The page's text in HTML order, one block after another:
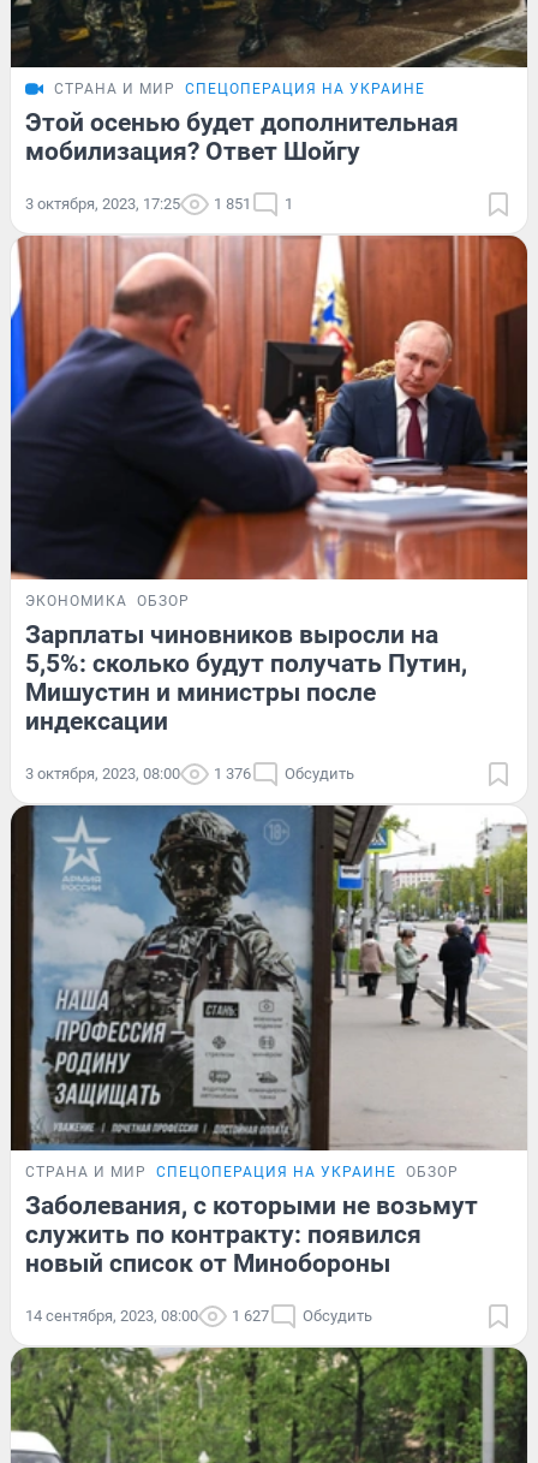
СТРАНА И МИР СПЕЦОПЕРАЦИЯ НА УКРАИНЕ
Этой осенью будет дополнительная
мобилизация? Ответ Шойгу
3 октября, 2023, 17:25 1 851 1
ЭКОНОМИКА ОБЗОР
Зарплаты чиновников выросли на
5,5%: сколько будут получать Путин,
Мишустин и министры после
индексации
3 октября, 2023, 08:00 1 376 Обсудить
СТРАНА И МИР СПЕЦОПЕРАЦИЯ НА УКРАИНЕ ОБЗОР
Заболевания, с которыми не возьмут
служить по контракту: появился
новый список от Минобороны
14 сентября, 2023, 08:00 1 627 Обсудить